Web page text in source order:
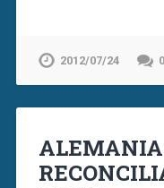
2012/07/24 0